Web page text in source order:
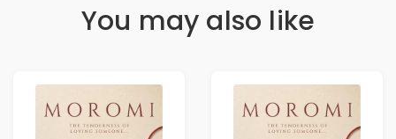
You may also like